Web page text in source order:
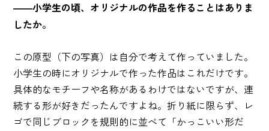
――小学生の頃、オリジナルの作品を作ることはありま
したか。
この原型（下の写真）は自分で考えて作っていました。
小学生の時にオリジナルで作った作品はこれだけです。
具体的なモチーフや名称があるわけではないですが、連
続する形が好きだったんですよね。折り紙に限らず、レ
ゴで同じブロックを規則的に並べて「かっこいい形だ